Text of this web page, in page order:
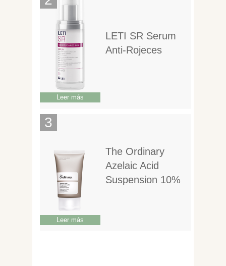
LETI SR Serum
Anti-Rojeces
Leer más
The Ordinary
Azelaic Acid
Suspension 10%
Leer más